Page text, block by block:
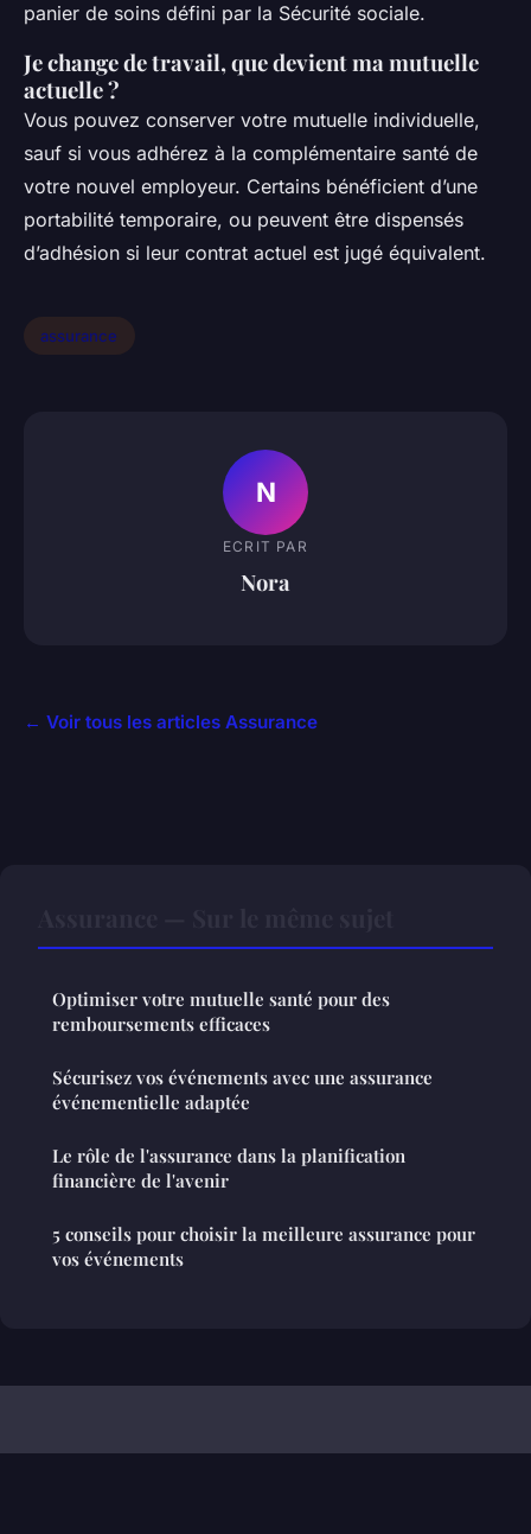
panier de soins défini par la Sécurité sociale.
Je change de travail, que devient ma mutuelle
actuelle ?
Vous pouvez conserver votre mutuelle individuelle,
sauf si vous adhérez à la complémentaire santé de
votre nouvel employeur. Certains bénéficient d’une
portabilité temporaire, ou peuvent être dispensés
d’adhésion si leur contrat actuel est jugé équivalent.
assurance
N
ECRIT PAR
Nora
← Voir tous les articles Assurance
Optimiser votre mutuelle santé pour des
remboursements efficaces
Sécurisez vos événements avec une assurance
événementielle adaptée
Le rôle de l'assurance dans la planification
financière de l'avenir
5 conseils pour choisir la meilleure assurance pour
vos événements
Gestionresponsable